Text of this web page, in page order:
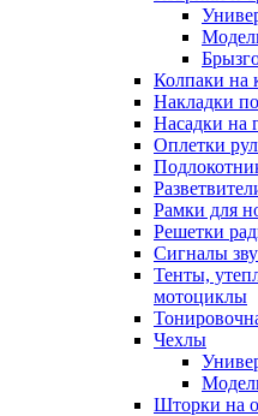
Колпаки на
Накладки
Насадки на
Оплетки
Рамки для
Решетки
Сигналы
Тенты,
мотоциклы
Чехлы
Шторки на